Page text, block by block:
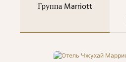
Группа Marriott